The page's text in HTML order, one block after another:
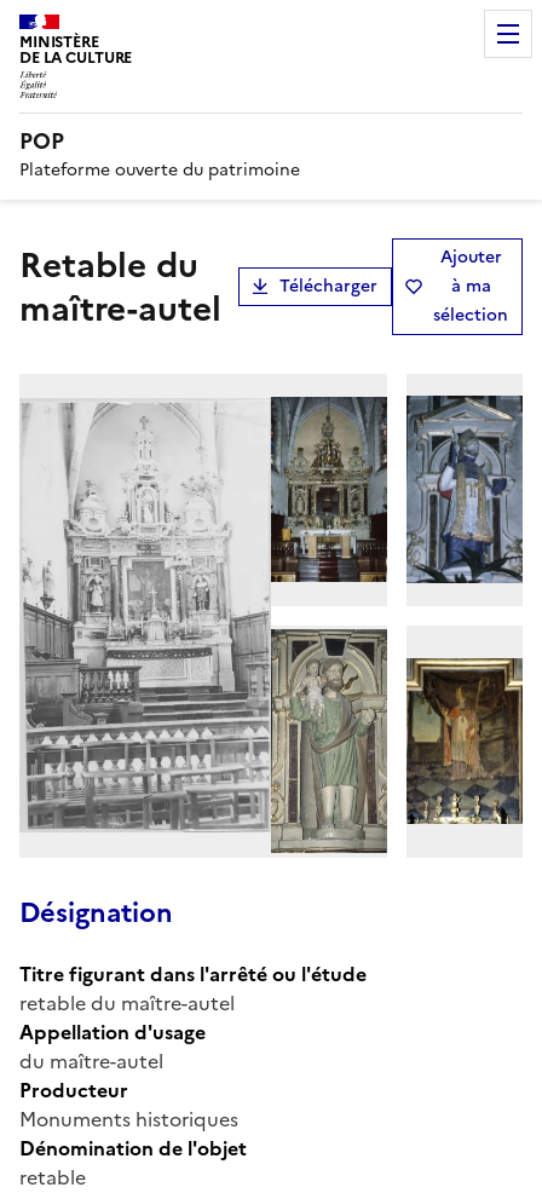
MINISTÈRE
DE LA CULTURE
POP
Plateforme ouverte du patrimoine
retable du
maître-autel
Télécharger
Ajouter
à ma
sélection
Désignation
Titre figurant dans l'arrêté ou l'étude
retable du maître-autel
Appellation d'usage
du maître-autel
Producteur
Monuments historiques
Dénomination de l'objet
retable